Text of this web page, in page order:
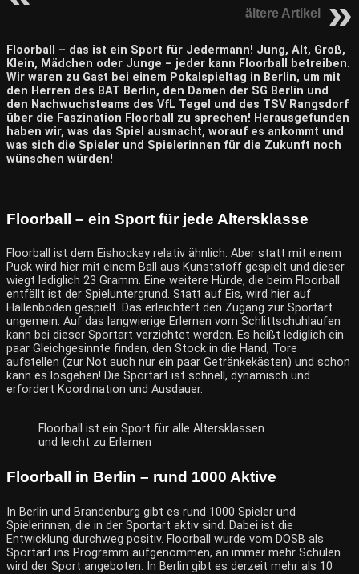
ältere Artikel
Floorball – das ist ein Sport für Jedermann! Jung, Alt, Groß,
Klein, Mädchen oder Junge – jeder kann Floorball betreiben.
Wir waren zu Gast bei einem Pokalspieltag in Berlin, um mit
den Herren des BAT Berlin, den Damen der SG Berlin und
den Nachwuchsteams des VfL Tegel und des TSV Rangsdorf
über die Faszination Floorball zu sprechen! Herausgefunden
haben wir, was das Spiel ausmacht, worauf es ankommt und
was sich die Spieler und Spielerinnen für die Zukunft noch
wünschen würden!
Floorball – ein Sport für jede Altersklasse
Floorball ist dem Eishockey relativ ähnlich. Aber statt mit einem
Puck wird hier mit einem Ball aus Kunststoff gespielt und dieser
wiegt lediglich 23 Gramm. Eine weitere Hürde, die beim Floorball
entfällt ist der Spieluntergrund. Statt auf Eis, wird hier auf
Hallenboden gespielt. Das erleichtert den Zugang zur Sportart
ungemein. Auf das langwierige Erlernen vom Schlittschuhlaufen
kann bei dieser Sportart verzichtet werden. Es heißt lediglich ein
paar Gleichgesinnte finden, den Stock in die Hand, Tore
aufstellen (zur Not auch nur ein paar Getränkekästen) und schon
kann es losgehen! Die Sportart ist schnell, dynamisch und
erfordert Koordination und Ausdauer.
Floorball ist ein Sport für alle Altersklassen
und leicht zu Erlernen
Floorball in Berlin – rund 1000 Aktive
In Berlin und Brandenburg gibt es rund 1000 Spieler und
Spielerinnen, die in der Sportart aktiv sind. Dabei ist die
Entwicklung durchweg positiv. Floorball wurde vom DOSB als
Sportart ins Programm aufgenommen, an immer mehr Schulen
wird der Sport angeboten. In Berlin gibt es derzeit mehr als 10